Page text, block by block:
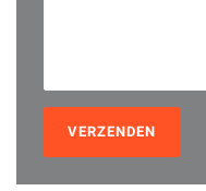
VERZENDEN